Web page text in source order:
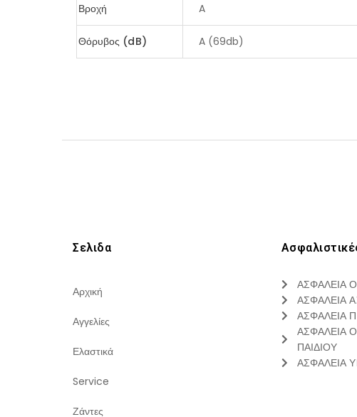
Βροχή A
Θόρυβος (dB) A (69db)
Σελιδα
Αρχική
Αγγελίες
Ελαστικά
Service
Ζάντες
ΑΣΦΑΛΕΙΑ
ΑΣΦΑΛΕΙΑ
ΑΣΦΑΛΕΙΑ
ΑΣΦΑΛΕΙΑ
ΠΑΙΔΙΟΥ
ΑΣΦΑΛΕΙΑ